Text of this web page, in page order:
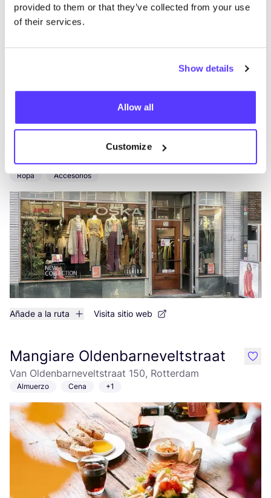
provided to them or that they’ve collected from your use
of their services.
Show details
Allow all
Customize
Visita sitio web
OSKA Rotterdam
Nieuwe Binnenweg 50, Rotterdam
Ropa Accesorios
Añade a la ruta Visita sitio web
Mangiare Oldenbarneveltstraat
Van Oldenbarneveltstraat 150, Rotterdam
Almuerzo Cena +1
like